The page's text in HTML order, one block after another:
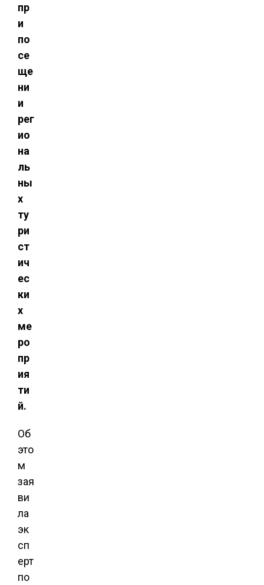
пр
и
по
се
ще
ни
и
рег
ио
на
ль
ны
х
ту
ри
ст
ич
ес
ки
х
ме
ро
пр
ия
ти
й.
Об
это
м
зая
ви
ла
эк
сп
ерт
по